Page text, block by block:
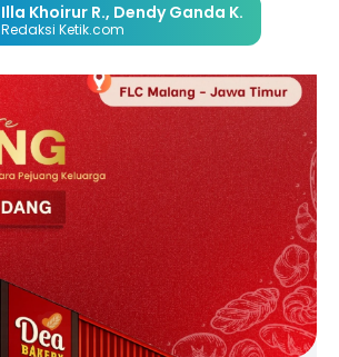
Illa Khoirur R., Dendy Ganda K.
Redaksi Ketik.com